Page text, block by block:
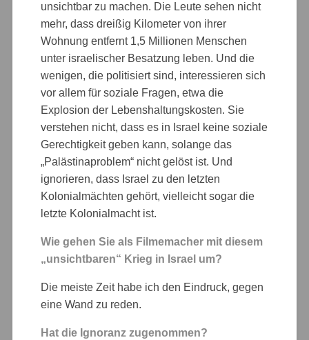
unsichtbar zu machen. Die Leute sehen nicht
mehr, dass dreißig Kilometer von ihrer
Wohnung entfernt 1,5 Millionen Menschen
unter israelischer Besatzung leben. Und die
wenigen, die politisiert sind, interessieren sich
vor allem für soziale Fragen, etwa die
Explosion der Lebenshaltungskosten. Sie
verstehen nicht, dass es in Israel keine soziale
Gerechtigkeit geben kann, solange das
„Palästinaproblem“ nicht gelöst ist. Und
ignorieren, dass Israel zu den letzten
Kolonialmächten gehört, vielleicht sogar die
letzte Kolonialmacht ist.
Wie gehen Sie als Filmemacher mit diesem
„unsichtbaren“ Krieg in Israel um?
Die meiste Zeit habe ich den Eindruck, gegen
eine Wand zu reden.
Hat die Ignoranz zugenommen?